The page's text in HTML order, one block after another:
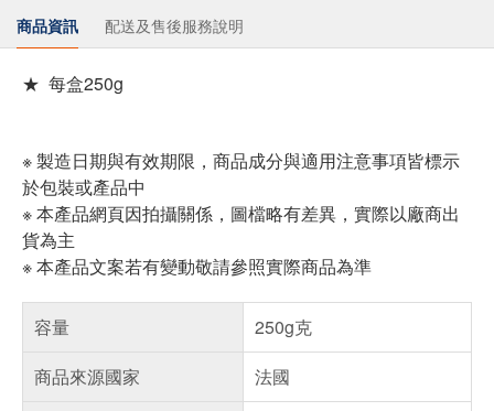
商品資訊 配送及售後服務說明
★ 每盒250g
※ 製造日期與有效期限，商品成分與適用注意事項皆標示
於包裝或產品中
※ 本產品網頁因拍攝關係，圖檔略有差異，實際以廠商出
貨為主
※ 本產品文案若有變動敬請參照實際商品為準
容量
250g克
商品來源國家
法國